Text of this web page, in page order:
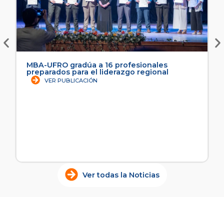
a 16 profesionales
el liderazgo regional
Columna de
para crecer más?
Ver todas la Noticias